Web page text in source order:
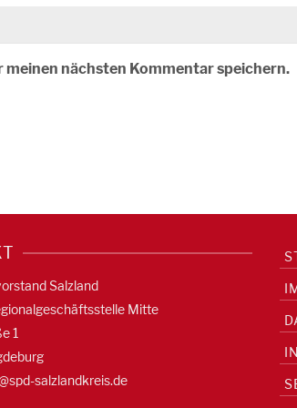
meinen nächsten Kommentar speichern.
Salzland
Mitte
1
salzlandkreis.de